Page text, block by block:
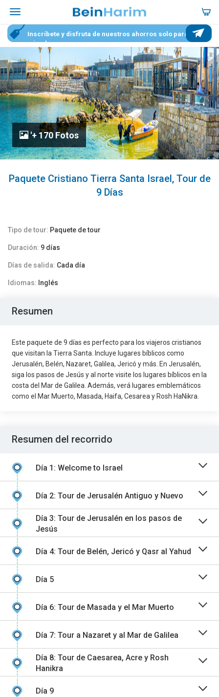
Inscríbete y disfruta de nuestros ahorros solo para
miembros
'+ 170 Fotos
Paquete Cristiano Tierra Santa Israel, Tour de
9 Días
Tipo de tour: Paquete de tour
Duración: 9 días
Días de salida: Cada día
Idiomas: Inglés
Resumen
Este paquete de 9 días es perfecto para los viajeros cristianos
que visitan la Tierra Santa. Incluye lugares bíblicos como
Jerusalén, Belén, Nazaret, Galilea, Jericó y más. En Jerusalén,
siga los pasos de Jesús y al norte visite los lugares bíblicos en la
costa del Mar de Galilea. Además, verá lugares emblemáticos
como el Mar Muerto, Masada, Haifa, Cesarea y Rosh HaNikra.
Resumen del recorrido
Día 1: Welcome to Israel
Día 2: Tour de Jerusalén Antiguo y Nuevo
Día 3: Tour de Jerusalén en los pasos de
Jesús
Día 4: Tour de Belén, Jericó y Qasr al Yahud
Día 5
Día 6: Tour de Masada y el Mar Muerto
Día 7: Tour a Nazaret y al Mar de Galilea
Día 8: Tour de Caesarea, Acre y Rosh
Hanikra
Día 9